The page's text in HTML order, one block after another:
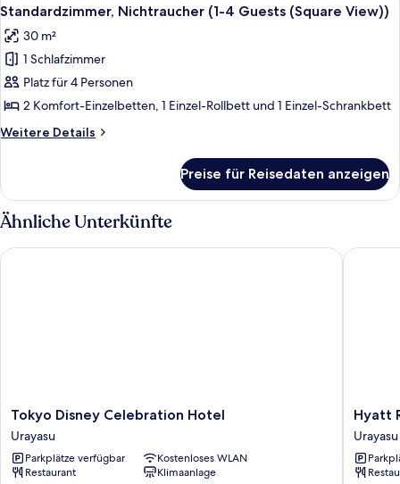
Standardzimmer, Nichtraucher (1-4 Guests (Square View))
30 m²
1 Schlafzimmer
Platz für 4 Personen
2 Komfort-Einzelbetten, 1 Einzel-Rollbett und 1 Einzel-Schrankbett
Weitere Details
Weitere
Nichtraucher
(1-
4
Guests
(Square
Preise für Reisedaten anzeigen
Ähnliche Unterkünfte
Tokyo
Disney
Celebration
Hotel
Urayasu
Tokyo Disney Celebration Hotel
Urayasu
Parkplätze verfügbar
Kostenloses WLAN
Restaurant
Klimaanlage
Tokyo Disney Celebration Hotel
Hyatt
Tokyo
Bay
Urayasu
Hyatt
Urayasu
Hyatt